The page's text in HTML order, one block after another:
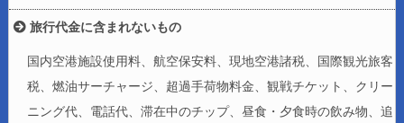
旅行代金に含まれないもの
国内空港施設使用料、航空保安料、現地空港諸税、国際観光旅客
税、燃油サーチャージ、超過手荷物料金、観戦チケット、クリー
ニング代、電話代、滞在中のチップ、昼食・夕食時の飲み物、追